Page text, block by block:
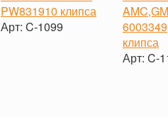
PW831910 клипса
Арт: C-1099
клипса
Арт: C-